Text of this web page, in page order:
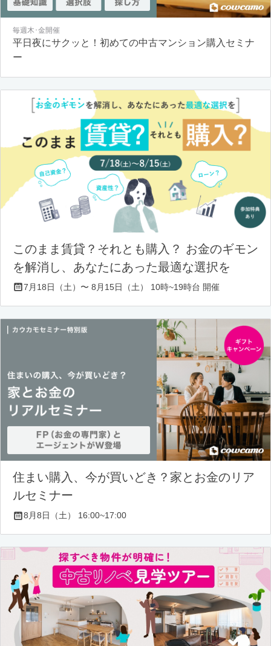
毎週木･金開催
平日夜にサクッと！初めての中古マンション購入セミナ
ー
このまま賃貸？それとも購入？ お金のギモン
を解消し、あなたにあった最適な選択を
7月18日（土）〜 8月15日（土） 10時~19時台 開催
住まい購入、今が買いどき？家とお金のリア
ルセミナー
8月8日（土） 16:00~17:00